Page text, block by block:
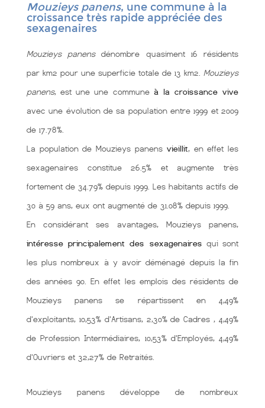
Mouzieys panens, une commune à la
croissance très rapide appréciée des
sexagenaires
Mouzieys panensdénombre quasiment 16 résidents
par km2 pour une superficie totale de 13 km2. Mouzieys
panens, est une une commune à la croissance vive
avec une évolution de sa population entre 1999 et 2009
de 17.78%.
La population de Mouzieys panensvieillit, en effet les
sexagenaires constitue 26.5% et augmente très
fortement de 34.79% depuis 1999. Les habitants actifs de
30 à 59 ans, eux ont augmenté de 31.08% depuis 1999.
En considérant ses avantages, Mouzieys panens,
intéresse principalement des sexagenaires qui sont
les plus nombreux à y avoir déménagé depuis la fin
des années 90. En effet les emplois des résidents de
Mouzieys panens se répartissent en 4,49%
d'exploitants, 10,53% d'Artisans, 2,30% de Cadres , 4,49%
de Profession Intermédiaires, 10,53% d'Employés, 4,49%
d'Ouvriers et 32,27% de Retraités.
Mouzieys panens développe de nombreux